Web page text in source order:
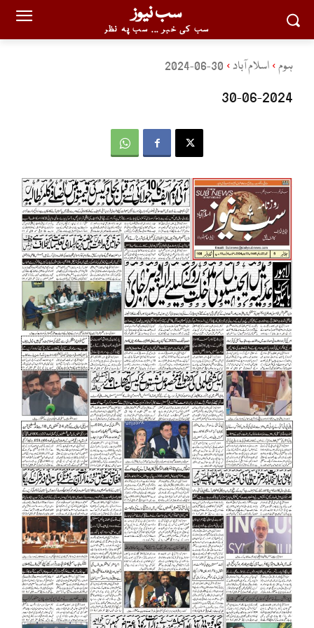
سب نیوز
سب کی خبر ... سب پہ نظر
ہوم اسلام آباد 30-06-2024
30-06-2024